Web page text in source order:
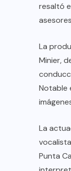
resaltó
La
Minier,
Notable
La
Punta